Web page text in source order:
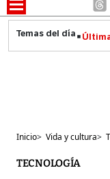
Inicio> Vida y cultura>
TECNOLOGÍA